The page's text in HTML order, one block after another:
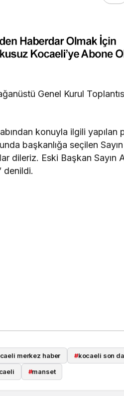
Genel Kurul
konuyla ilgili yapılan
başkanlığa seçilen
dileriz. Eski Başkan Sayın
denildi.
merkez haber #kocaeli son
#manset